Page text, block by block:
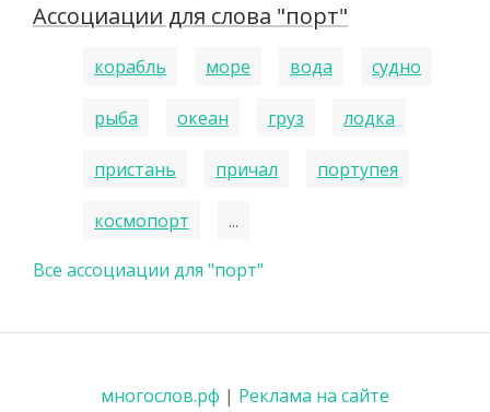
Ассоциации для слова "порт"
корабль море вода судно
рыба океан груз лодка
пристань причал портупея
космопорт ...
Все ассоциации для "порт"
многослов.рф | Реклама на сайте